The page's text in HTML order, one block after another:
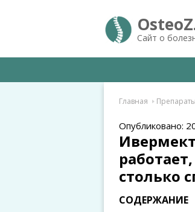
Сайт о
Главная Препараты
Опубликовано:
столько
СОДЕРЖАНИЕ